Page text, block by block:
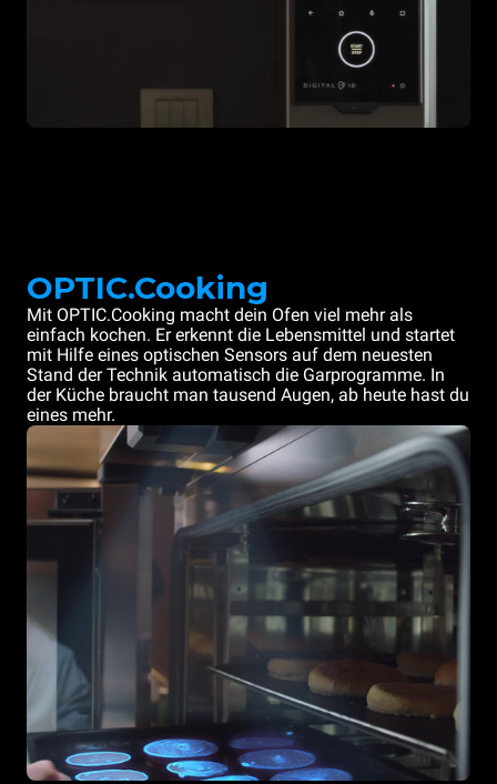
OPTIC.Cooking
Mit OPTIC.Cooking macht dein Ofen viel mehr als
einfach kochen. Er erkennt die Lebensmittel und startet
mit Hilfe eines optischen Sensors auf dem neuesten
Stand der Technik automatisch die Garprogramme. In
der Küche braucht man tausend Augen, ab heute hast du
eines mehr.